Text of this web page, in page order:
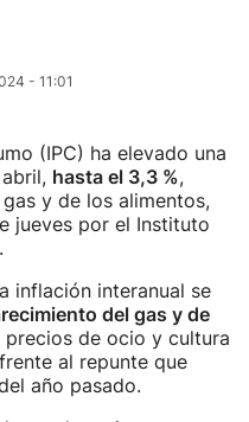
- 11:01
(IPC) ha elevado una
hasta el 3,3 %,
y de los alimentos,
jueves por el Instituto
inflación interanual se
del gas y de
precios de ocio y cultura
al repunte que
año pasado.